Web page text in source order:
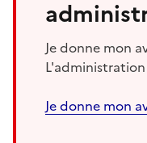
Je donne mon
Je donne mon